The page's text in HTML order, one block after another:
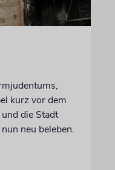
kurz vor dem
die Stadt
neu beleben.